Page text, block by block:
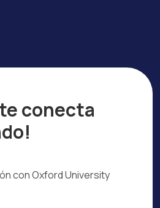
conecta
con Oxford University